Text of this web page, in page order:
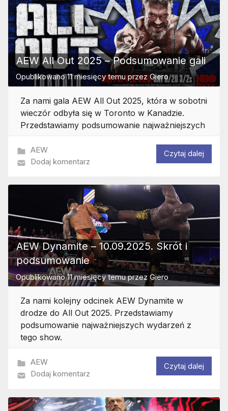
AEW All Out 2025 – Podsumowanie gali
Opublikowano11 miesięcy temuprzezGiero
Za nami gala AEW All Out 2025, która w sobotni
wieczór odbyła się w Toronto w Kanadzie.
Przedstawiamy podsumowanie najważniejszych
AEW
Dodaj komentarz
Czytaj dalej
AEW Dynamite – 10.09.2025. Skrót i
podsumowanie
Opublikowano11 miesięcy temuprzez Giero
Za nami kolejny odcinek AEW Dynamite w
drodze do All Out 2025. Przedstawiamy
podsumowanie najważniejszych wydarzeń z
tego show.
AEW
Dodaj komentarz
Czytaj dalej